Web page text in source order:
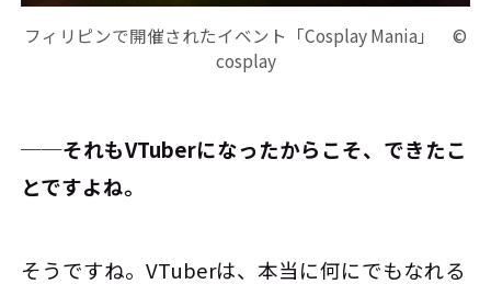
フィリピンで開催されたイベント「Cosplay Mania」 ©
cosplay
──それもVTuberになったからこそ、できたこ
とですよね。
そうですね。VTuberは、本当に何にでもなれる